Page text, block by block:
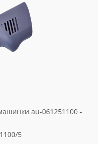
au-061251100 -
5